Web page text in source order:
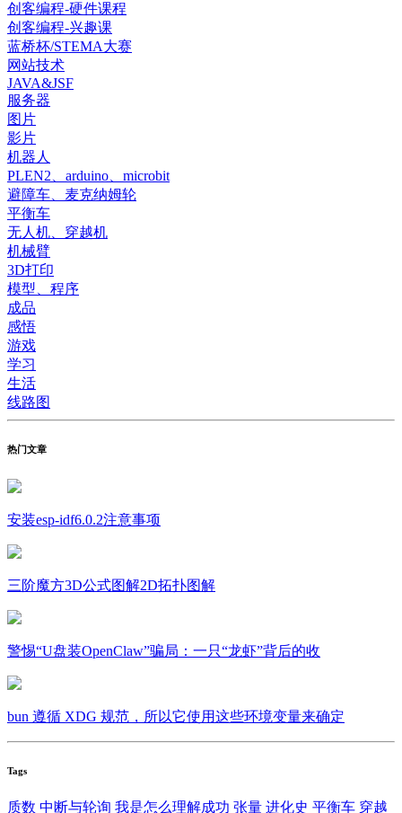
创客编程-硬件课程
创客编程-兴趣课
蓝桥杯/STEMA大赛
网站技术
JAVA&JSF
服务器
图片
影片
机器人
PLEN2、arduino、microbit
避障车、麦克纳姆轮
平衡车
无人机、穿越机
机械臂
3D打印
模型、程序
成品
感悟
游戏
学习
生活
线路图
热门文章
安装esp-idf6.0.2注意事项
三阶魔方3D公式图解2D拓扑图解
警惕“U盘装OpenClaw”骗局：一只“龙虾”背后的收
bun 遵循 XDG 规范，所以它使用这些环境变量来确定
Tags
质数 中断与轮询 我是怎么理解成功 张量 进化史 平衡车 穿越